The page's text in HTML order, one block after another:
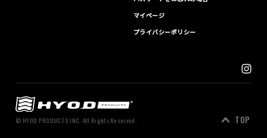
マイページ
プライバシーポリシー
© HYOD PRODUCTS INC. All Rights Reserved. TOP